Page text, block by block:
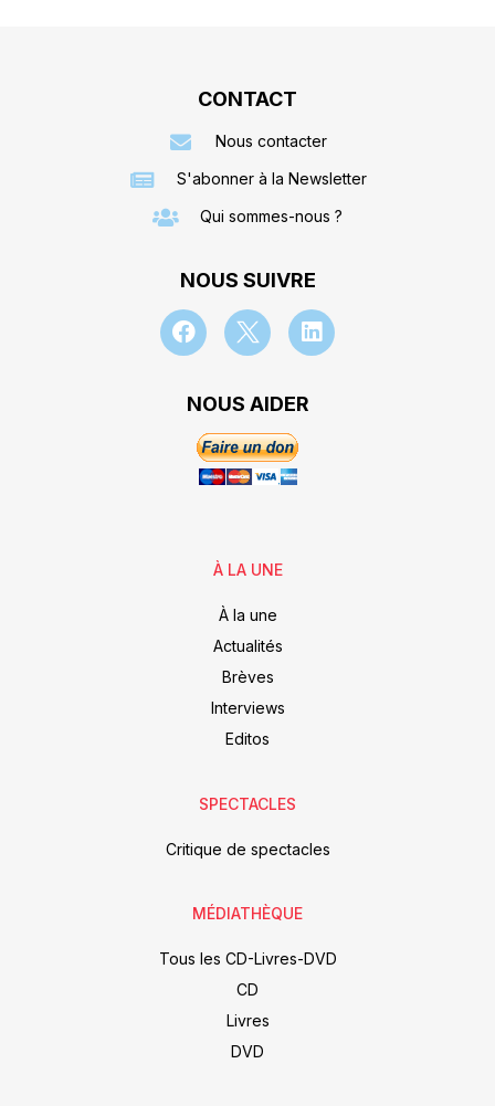
CONTACT
Nous contacter
S'abonner à la Newsletter
Qui sommes-nous ?
NOUS SUIVRE
NOUS AIDER
À LA UNE
À la une
Actualités
Brèves
Interviews
Editos
SPECTACLES
Critique de spectacles
MÉDIATHÈQUE
Tous les CD-Livres-DVD
CD
Livres
DVD